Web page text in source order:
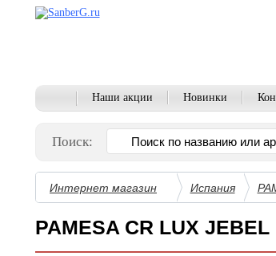
Наши акции Новинки
Поиск:
Интернет магазин Испания
PAMESA CR LUX JEBEL